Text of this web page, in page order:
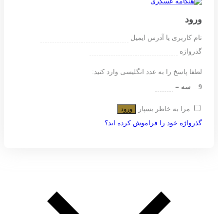
ورود
نام کاربری یا آدرس ایمیل
گذرواژه
لطفا پاسخ را به عدد انگلیسی وارد کنید:
9 − سه =
مرا به خاطر بسپار
ورود
گذرواژه خود را فراموش کرده اید؟